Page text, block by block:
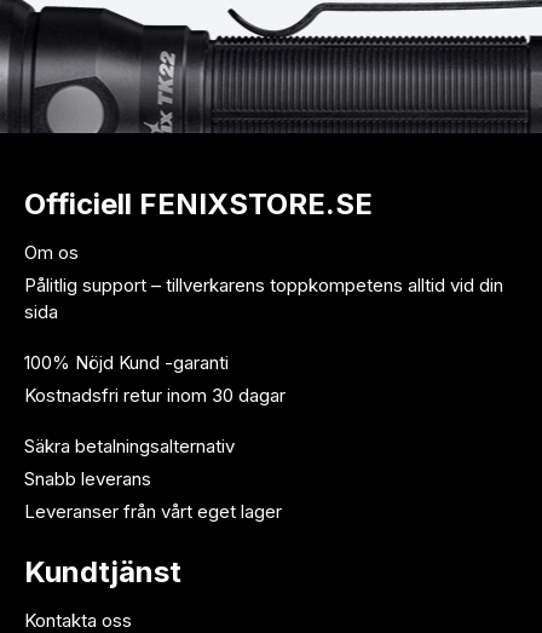
Officiell FENIXSTORE.SE
Om os
Pålitlig support – tillverkarens toppkompetens alltid vid din
sida
100% Nöjd Kund -garanti
Kostnadsfri retur inom 30 dagar
Säkra betalningsalternativ
Snabb leverans
Leveranser från vårt eget lager
Kundtjänst
Kontakta oss